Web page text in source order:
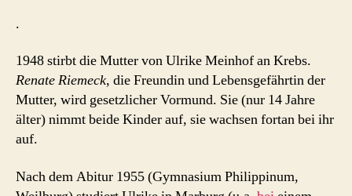
.
1948 stirbt die Mutter von Ulrike Meinhof an Krebs.
Renate Riemeck, die Freundin und Lebensgefährtin der
Mutter, wird gesetzlicher Vormund. Sie (nur 14 Jahre
älter) nimmt beide Kinder auf, sie wachsen fortan bei ihr
auf.
Nach dem Abitur 1955 (Gymnasium Philippinum,